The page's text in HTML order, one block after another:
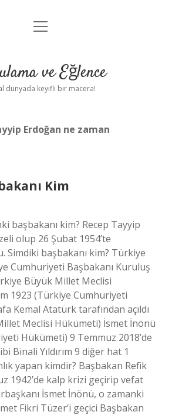
Anasayfa
Yasal Uyarı
menüyü
ve Eğlence
dünyada keyifli bir macera!
Erdoğan ne zaman
Kim
başbakanı kim? Recep Tayyip
olup 26 Şubat 1954’te
Simdiki başbakanı kim? Türkiye
Cumhuriyeti Başbakanı Kuruluş
Büyük Millet Meclisi
1923 (Türkiye Cumhuriyeti
Kemal Atatürk tarafından açıldı
Meclisi Hükümeti) İsmet İnönü
Hükümeti) 9 Temmuz 2018’de
Binali Yıldırım 9 diğer hat 1
yapan kimdir? Başbakan Refik
1942’de kalp krizi geçirip vefat
İsmet İnönü, o zamanki
Fikri Tüzer’i geçici Başbakan